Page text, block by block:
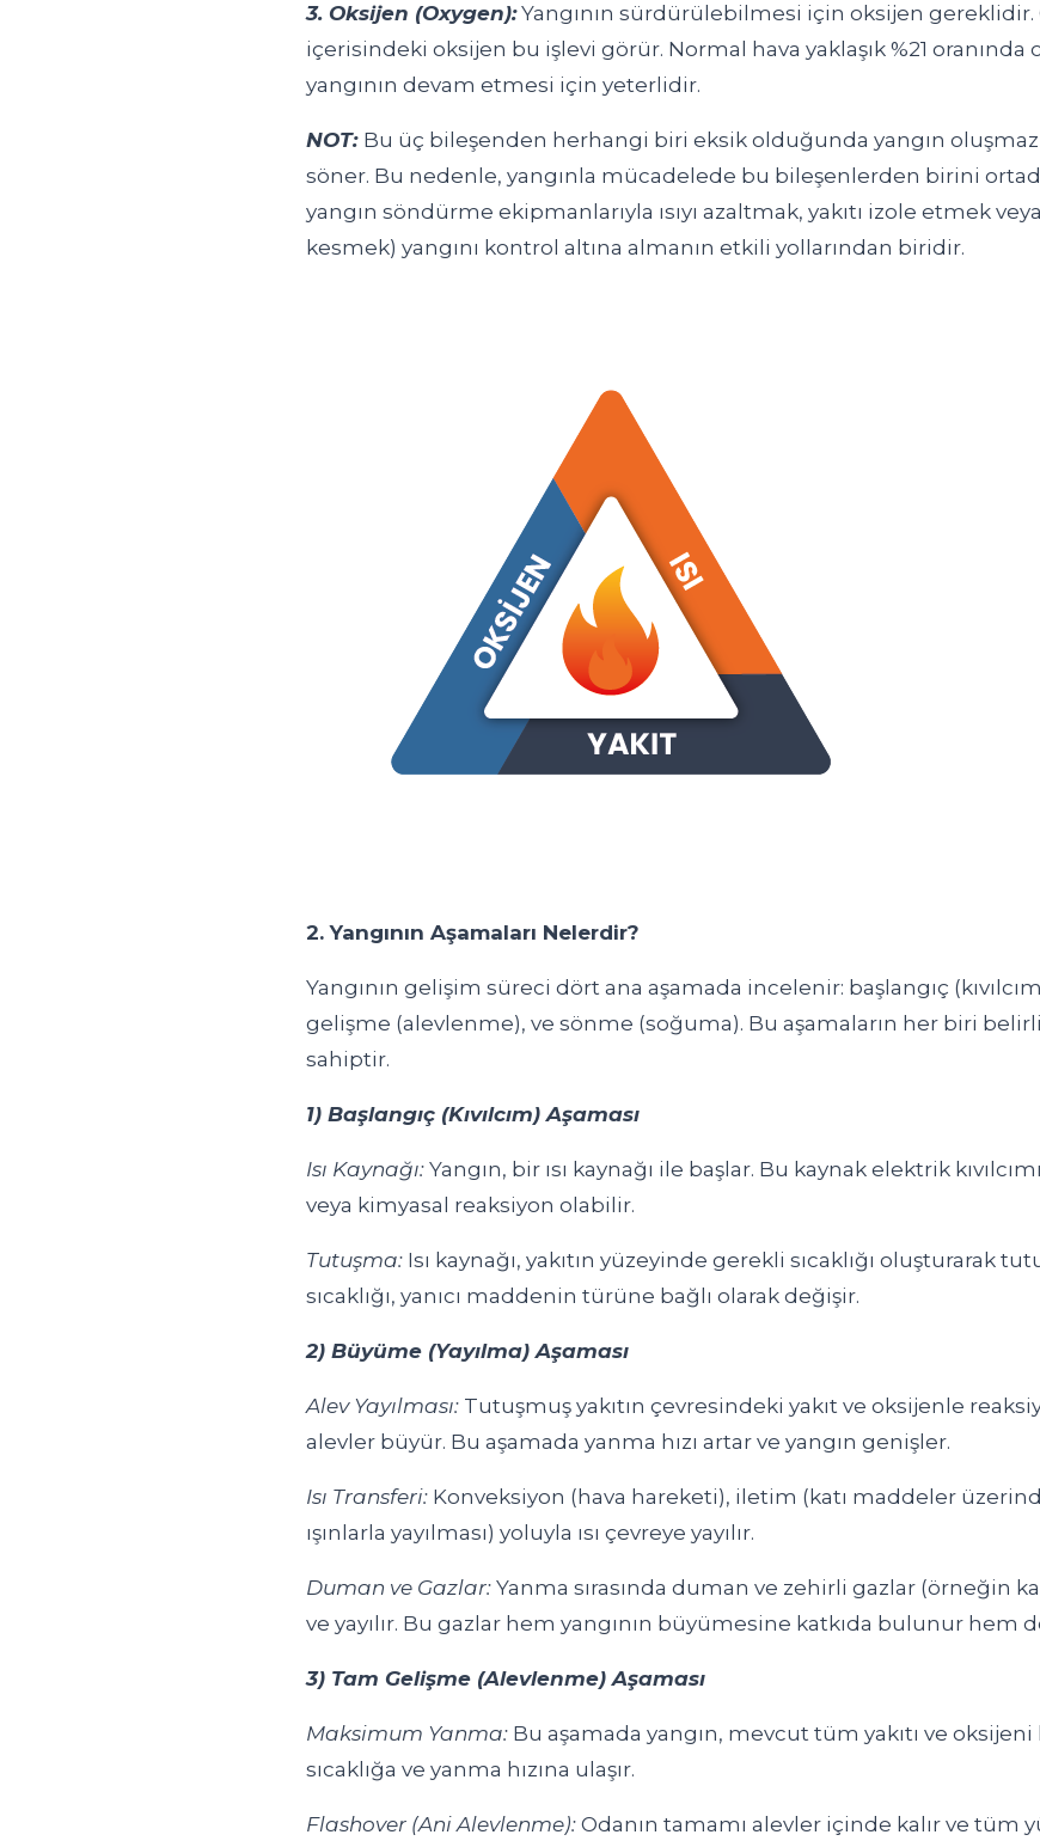
3. Oksijen (Oxygen):Yangının sürdürülebilmesi için oksijen gereklidir.
içerisindeki oksijen bu işlevi görür. Normal hava yaklaşık %21 oranında
yangının devam etmesi için yeterlidir.
NOT: Bu üç bileşenden herhangi biri eksik olduğunda yangın oluşmaz
söner. Bu nedenle, yangınla mücadelede bu bileşenlerden birini
yangın söndürme ekipmanlarıyla ısıyı azaltmak, yakıtı izole etmek
kesmek) yangını kontrol altına almanın etkili yollarından biridir.
2. Yangının Aşamaları Nelerdir?
Yangının gelişim süreci dört ana aşamada incelenir: başlangıç
gelişme (alevlenme), ve sönme (soğuma). Bu aşamaların her biri
sahiptir.
1) Başlangıç (Kıvılcım) Aşaması
Isı Kaynağı: Yangın, bir ısı kaynağı ile başlar. Bu kaynak elektrik
veya kimyasal reaksiyon olabilir.
Tutuşma: Isı kaynağı, yakıtın yüzeyinde gerekli sıcaklığı oluşturarak
sıcaklığı, yanıcı maddenin türüne bağlı olarak değişir.
2) Büyüme (Yayılma) Aşaması
Alev Yayılması: Tutuşmuş yakıtın çevresindeki yakıt ve oksijenle
alevler büyür. Bu aşamada yanma hızı artar ve yangın genişler.
Isı Transferi: Konveksiyon (hava hareketi), iletim (katı maddeler
ışınlarla yayılması) yoluyla ısı çevreye yayılır.
Duman ve Gazlar: Yanma sırasında duman ve zehirli gazlar (örneğin
ve yayılır. Bu gazlar hem yangının büyümesine katkıda bulunur hem
3) Tam Gelişme (Alevlenme) Aşaması
Maksimum Yanma: Bu aşamada yangın, mevcut tüm yakıtı ve
sıcaklığa ve yanma hızına ulaşır.
Flashover (Ani Alevlenme): Odanın tamamı alevler içinde kalır ve tüm